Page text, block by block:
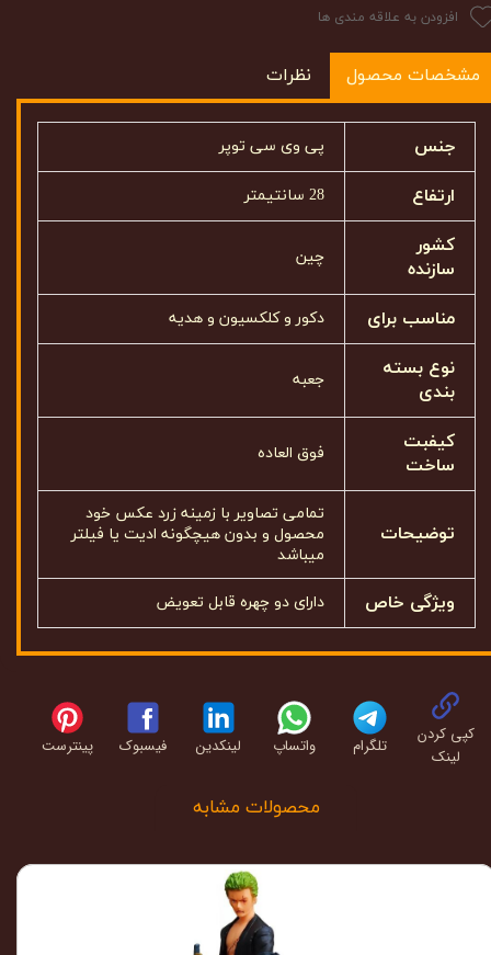
افزودن به علاقه مندی ها
مشخصات محصول نظرات
جنس پی وی سی توپر
ارتفاع 28 سانتیمتر
کشور
سازنده
چین
مناسب برای دکور و کلکسیون و هدیه
نوع بسته
بندی
جعبه
کیفبت
ساخت
فوق العاده
توضیحات
تمامی تصاویر با زمینه زرد عکس خود
محصول و بدون هیچگونه ادیت یا فیلتر
میباشد
ویژگی خاص دارای دو چهره قابل تعویض
محصولات مشابه
کپی کردن
لینک
تلگرام واتساپ لینکدین فیسبوک پینترست